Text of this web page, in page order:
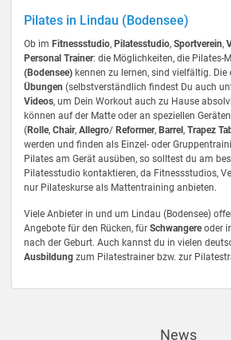
Pilates in Lindau (Bodensee)
Ob im Fitnessstudio, Pilatesstudio, Sportverein,
Personal Trainer: die Möglichkeiten, die Pilates-
(Bodensee) kennen zu lernen, sind vielfältig. Die
Übungen (selbstverständlich findest Du auch
Videos, um Dein Workout auch zu Hause
können auf der Matte oder an speziellen
(Rolle, Chair, Allegro/ Reformer, Barrel , Trapez
werden und finden als Einzel- oder
Pilates am Gerät ausüben, so solltest du am
Pilatesstudio kontaktieren, da Fitnessstudios,
nur Pilateskurse als Mattentraining anbieten.
Viele Anbieter in und um Lindau (Bodensee)
Angebote für den Rücken, für Schwangereoder
nach der Geburt. Auch kannst du in vielen
Ausbildung zum Pilatestrainer bzw. zur
News